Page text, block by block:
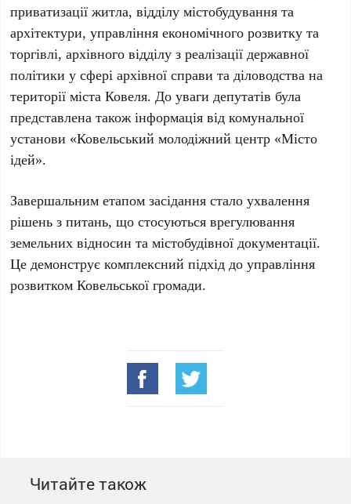
приватизації житла, відділу містобудування та
архітектури, управління економічного розвитку та
торгівлі, архівного відділу з реалізації державної
політики у сфері архівної справи та діловодства на
території міста Ковеля. До уваги депутатів була
представлена також інформація від комунальної
установи «Ковельський молодіжний центр «Місто
ідей».
Завершальним етапом засідання стало ухвалення
рішень з питань, що стосуються врегулювання
земельних відносин та містобудівної документації.
Це демонструє комплексний підхід до управління
розвитком Ковельської громади.
Читайте також